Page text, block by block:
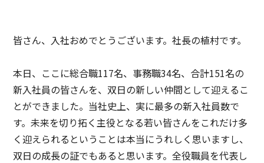
皆さん、入社おめでとうございます。社長の植村です。
本日、ここに総合職117名、事務職34名、合計151名の
新入社員の皆さんを、双日の新しい仲間として迎えるこ
とができました。当社史上、実に最多の新入社員数で
す。未来を切り拓く主役となる若い皆さんをこれだけ多
く迎えられるということは本当にうれしく思いますし、
双日の成長の証でもあると思います。全役職員を代表し